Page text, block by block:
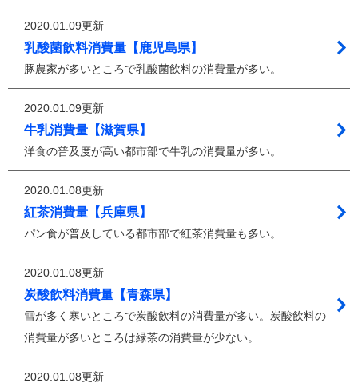
2020.01.09更新
乳酸菌飲料消費量【鹿児島県】
豚農家が多いところで乳酸菌飲料の消費量が多い。
2020.01.09更新
牛乳消費量【滋賀県】
洋食の普及度が高い都市部で牛乳の消費量が多い。
2020.01.08更新
紅茶消費量【兵庫県】
パン食が普及している都市部で紅茶消費量も多い。
2020.01.08更新
炭酸飲料消費量【青森県】
雪が多く寒いところで炭酸飲料の消費量が多い。炭酸飲料の
消費量が多いところは緑茶の消費量が少ない。
2020.01.08更新